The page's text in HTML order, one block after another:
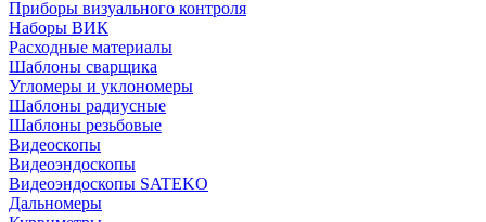
Приборы визуального контроля
Наборы ВИК
Расходные материалы
Шаблоны сварщика
Угломеры и уклономеры
Шаблоны радиусные
Шаблоны резьбовые
Видеоскопы
Видеоэндоскопы
Видеоэндоскопы SATEKO
Дальномеры